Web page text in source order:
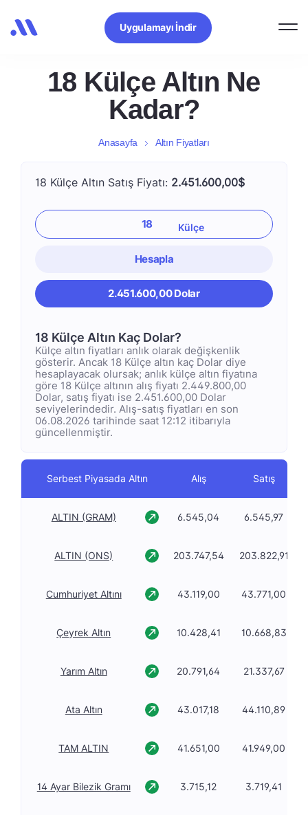
Uygulamayı İndir
18 Külçe Altın Ne
Kadar?
Anasayfa Altın Fiyatları
18 Külçe Altın Satış Fiyatı: 2.451.600,00$
Hesapla
2.451.600,00 Dolar
18 Külçe Altın Kaç Dolar?
Külçe altın fiyatları anlık olarak değişkenlik
gösterir. Ancak 18 Külçe altın kaç Dolar diye
hesaplayacak olursak; anlık külçe altın fiyatına
göre 18 Külçe altının alış fiyatı 2.449.800,00
Dolar, satış fiyatı ise 2.451.600,00 Dolar
seviyelerindedir. Alış-satış fiyatları en son
06.08.2026 tarihinde saat 12:12 itibarıyla
güncellenmiştir.
Serbest Piyasada Altın Alış Satış
ALTIN (GRAM) 6.545,04 6.545,97
ALTIN (ONS) 203.747,54 203.822,91
Cumhuriyet Altını 43.119,00 43.771,00
Çeyrek Altın 10.428,41 10.668,83
Yarım Altın 20.791,64 21.337,67
Ata Altın 43.017,18 44.110,89
TAM ALTIN 41.651,00 41.949,00
14 Ayar Bilezik Gramı 3.715,12 3.719,41